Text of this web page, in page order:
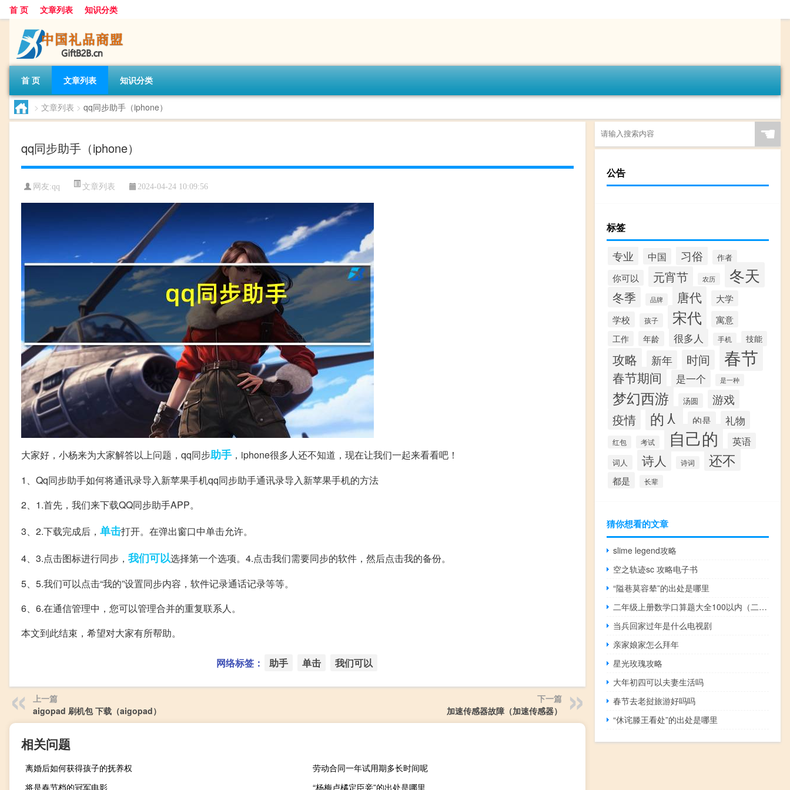
首 页 文章列表 知识分类
首 页 文章列表 知识分类
> 文章列表 > qq同步助手（iphone）
qq同步助手（iphone）
网友:qq 文章列表 2024-04-24 10:09:56
大家好，小杨来为大家解答以上问题，qq同步助手 ，iphone很多人还不知道，现在让我们一起来看看吧！
1、Qq同步助手如何将通讯录导入新苹果手机qq同步助手通讯录导入新苹果手机的方法
2、1.首先，我们来下载QQ同步助手APP。
3、2.下载完成后， 单击打开。在弹出窗口中单击允许。
4、3.点击图标进行同步， 我们可以选择第一个选项。4.点击我们需要同步的软件，然后点击我的备份。
5、5.我们可以点击“我的”设置同步内容，软件记录通话记录等等。
6、6.在通信管理中，您可以管理合并的重复联系人。
本文到此结束，希望对大家有所帮助。
网络标签： 助手 单击 我们可以
上一篇
aigopad 刷机包 下载（aigopad）
下一篇
加速传感器故障（加速传感器）
相关问题
离婚后如何获得孩子的抚养权
劳动合同一年试用期多长时间呢
将是春节档的冠军电影
“杨梅卢橘定臣妾”的出处是哪里
☚
公告
标签
专业 中国 习俗 作者
你可以 元宵节 农历 冬天
冬季 品牌 唐代
大学
学校
孩子 宋代 寓意
工作 年龄 很多人 手机 技能
攻略 新年 时间 春节
春节期间 是一个 是一种
梦幻西游 汤圆 游戏
疫情 的人 的是 礼物
红包 考试 自己的 英语
词人 诗人 诗词 还不
都是 长辈
猜你想看的文章
slime legend攻略
空之轨迹sc 攻略电子书
“隘巷莫容辇”的出处是哪里
二年级上册数学口算题大全100以内（二年级上册数学口算题大全）
当兵回家过年是什么电视剧
亲家娘家怎么拜年
星光玫瑰攻略
大年初四可以夫妻生活吗
春节去老挝旅游好吗吗
“休诧滕王看处”的出处是哪里